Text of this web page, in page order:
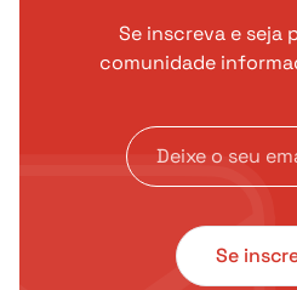
Se inscreva e seja
comunidade
Se